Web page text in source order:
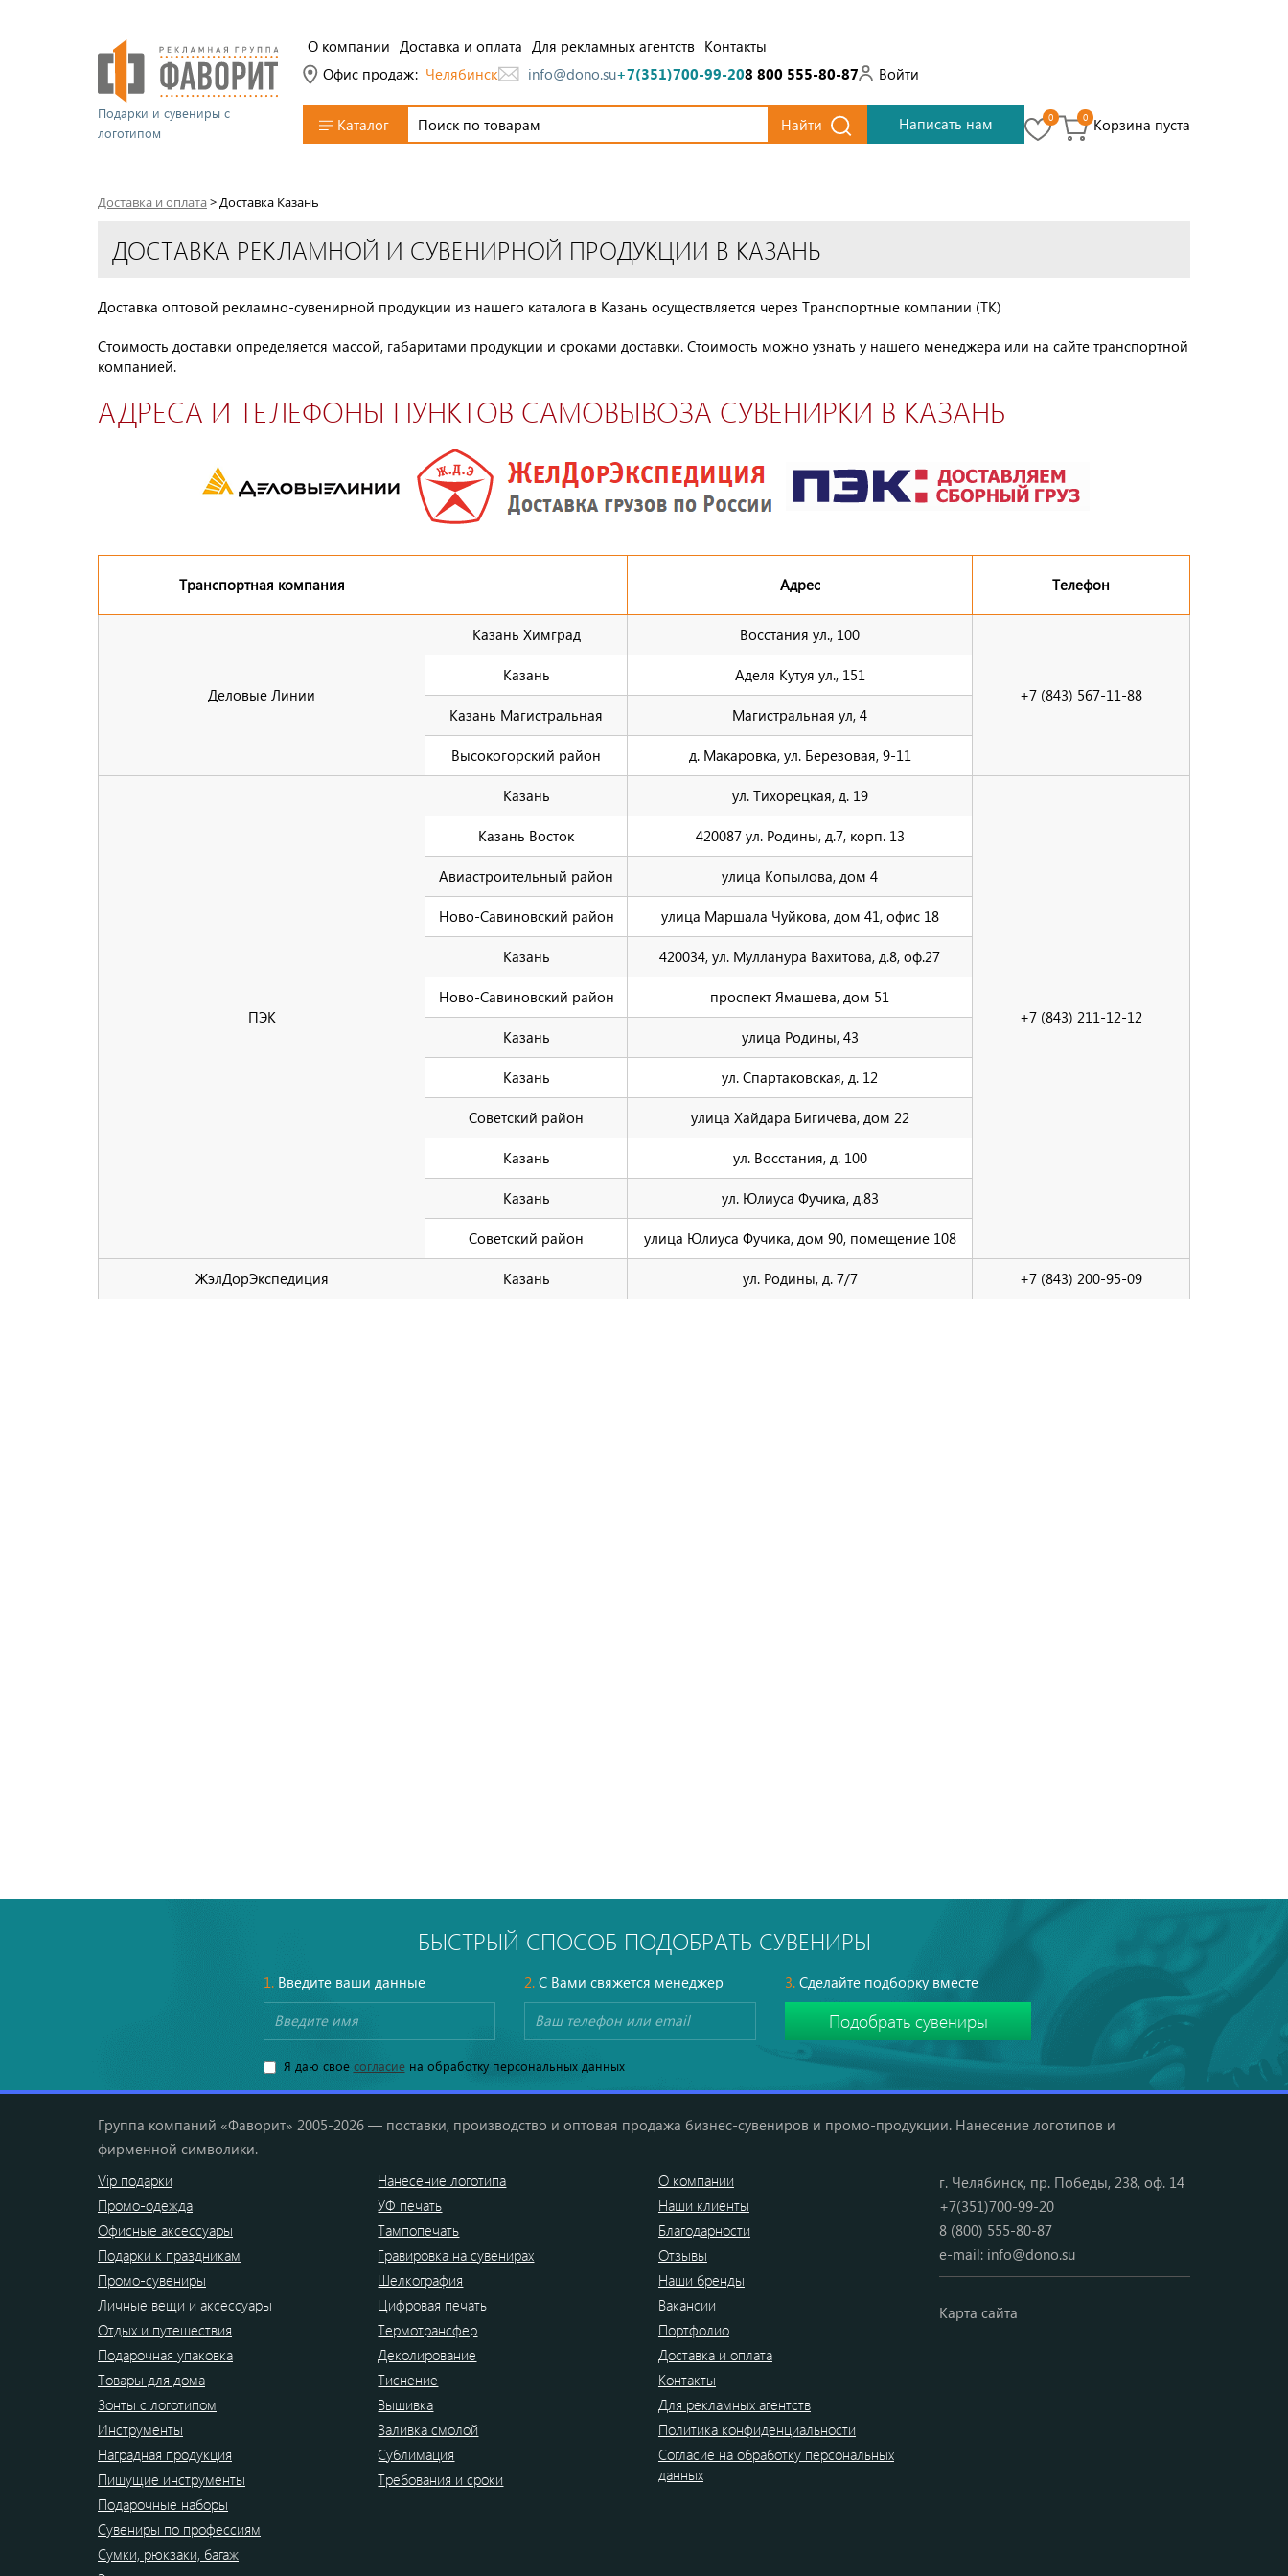
Подарки и сувениры с
логотипом
О компании Доставка и оплата Для рекламных агентств Контакты
Офис продаж: Челябинск info@dono.su+7(351)700-99-208 800 555-80-87 Войти
Каталог Найти Написать нам 0 0 Корзина пуста
Доставка и оплата>Доставка Казань
ДОСТАВКА РЕКЛАМНОЙ И СУВЕНИРНОЙ ПРОДУКЦИИ В КАЗАНЬ
Доставка оптовой рекламно-сувенирной продукции из нашего каталога в Казань осуществляется через Транспортные компании (ТК)
Стоимость доставки определяется массой, габаритами продукции и сроками доставки. Стоимость можно узнать у нашего менеджера или на сайте транспортной
компанией.
АДРЕСА И ТЕЛЕФОНЫ ПУНКТОВ САМОВЫВОЗА СУВЕНИРКИ В КАЗАНЬ
Транспортная компания Адрес Телефон
Деловые Линии
Казань Химград Восстания ул., 100
+7 (843) 567-11-88
Казань Аделя Кутуя ул., 151
Казань Магистральная Магистральная ул, 4
Высокогорский район д. Макаровка, ул. Березовая, 9-11
ПЭК
Казань ул. Тихорецкая, д. 19
+7 (843) 211-12-12
Казань Восток 420087 ул. Родины, д.7, корп. 13
Авиастроительный район улица Копылова, дом 4
Ново-Савиновский район улица Маршала Чуйкова, дом 41, офис 18
Казань 420034, ул. Мулланура Вахитова, д.8, оф.27
Ново-Савиновский район проспект Ямашева, дом 51
Казань улица Родины, 43
Казань ул. Спартаковская, д. 12
Советский район улица Хайдара Бигичева, дом 22
Казань ул. Восстания, д. 100
Казань ул. Юлиуса Фучика, д.83
Советский район улица Юлиуса Фучика, дом 90, помещение 108
ЖэлДорЭкспедиция Казань ул. Родины, д. 7/7 +7 (843) 200-95-09
БЫСТРЫЙ СПОСОБ ПОДОБРАТЬ СУВЕНИРЫ
1.Введите ваши данные 2.С Вами свяжется менеджер 3. Сделайте подборку вместе
Я даю свое согласиена обработку персональных данных
Группа компаний «Фаворит» 2005-2026 — поставки, производство и оптовая продажа бизнес-сувениров и промо-продукции. Нанесение логотипов и
фирменной символики.
Vip подарки
Промо-одежда
Офисные аксессуары
Подарки к праздникам
Промо-сувениры
Личные вещи и аксессуары
Отдых и путешествия
Подарочная упаковка
Товары для дома
Зонты с логотипом
Инструменты
Наградная продукция
Пишущие инструменты
Подарочные наборы
Сувениры по профессиям
Сумки, рюкзаки, багаж
Нанесение логотипа
УФ печать
Тампопечать
Гравировка на сувенирах
Шелкография
Цифровая печать
Термотрансфер
Деколирование
Тиснение
Вышивка
Заливка смолой
Сублимация
Требования и сроки
О компании
Наши клиенты
Благодарности
Отзывы
Наши бренды
Вакансии
Портфолио
Доставка и оплата
Контакты
Для рекламных агентств
Политика конфиденциальности
Согласие на обработку персональных
данных
г. Челябинск, пр. Победы, 238, оф. 14
+7(351)700-99-20
8 (800) 555-80-87
e-mail: info@dono.su
Карта сайта